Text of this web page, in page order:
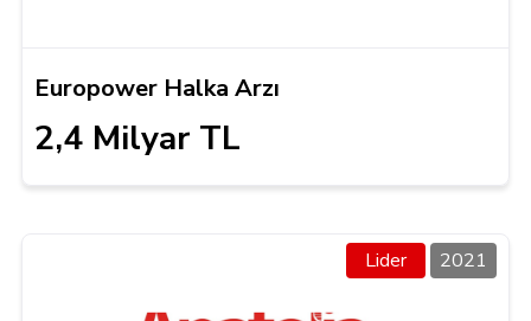
Europower Halka Arzı
2,4 Milyar TL
Lider 2021